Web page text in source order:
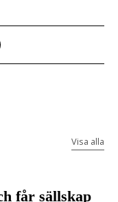
Visa alla
får sällskap